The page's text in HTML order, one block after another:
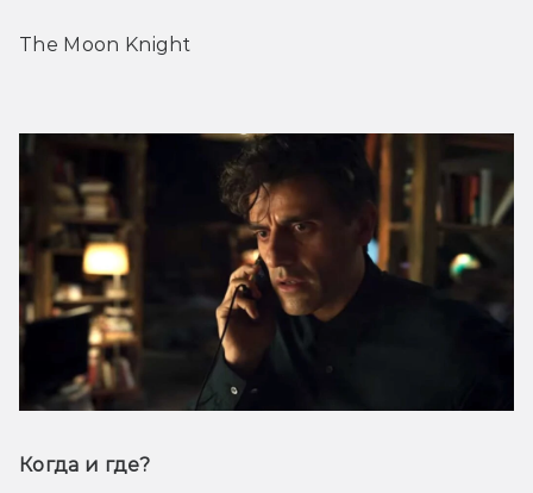
The Moon Knight
Когда и где?